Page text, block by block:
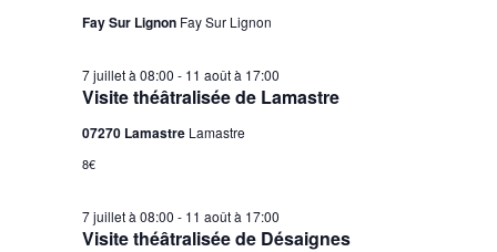
Fay Sur Lignon Fay Sur Lignon
Visite théâtralisée de Lamastre
7 juillet à 08:00 - 11 août à 17:00
07270 Lamastre Lamastre
8€
Visite théâtralisée de Désaignes
7 juillet à 08:00 - 11 août à 17:00